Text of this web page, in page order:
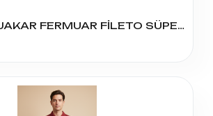
2154 K.KOL JAKAR FERMUAR FİLETO SÜPER BAT